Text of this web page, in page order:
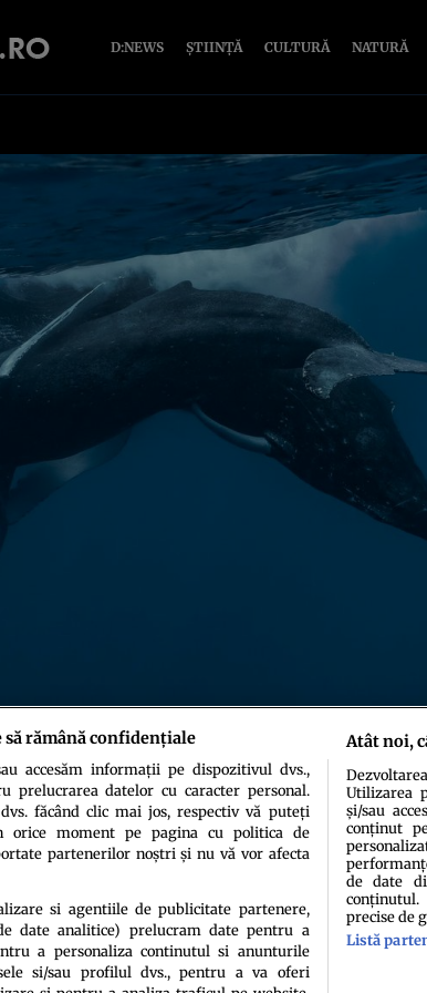
D:NEWS ȘTIINȚĂ CULTURĂ NATURĂ
Science, 2024
Politica de confidenţialitatePolitica de cookies
să rămână confidențiale
accesăm informații pe dispozitivul dvs.,
prelucrarea datelor cu caracter personal.
făcând clic mai jos, respectiv vă puteți
moment pe pagina cu politica de
partenerilor noștri și nu vă vor afecta
si agentiile de publicitate partenere,
date analitice) prelucram date pentru a
a personaliza continutul si anunturile
si/sau profilul dvs., pentru a va oferi
Atât noi,
Utilizarea
și/sau
conținut
de date
precise de
Listă